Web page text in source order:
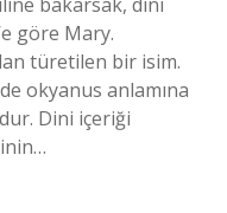
göre Mary.
türetilen bir isim.
okyanus anlamına
Dini içeriği